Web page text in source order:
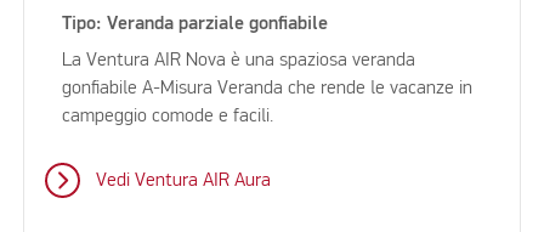
Tipo: Veranda parziale gonfiabile
La Ventura AIR Nova è una spaziosa veranda
gonfiabile A-Misura Veranda che rende le vacanze in
campeggio comode e facili.
Vedi Ventura AIR Aura